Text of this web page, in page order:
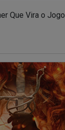
Que Vira o Jogo